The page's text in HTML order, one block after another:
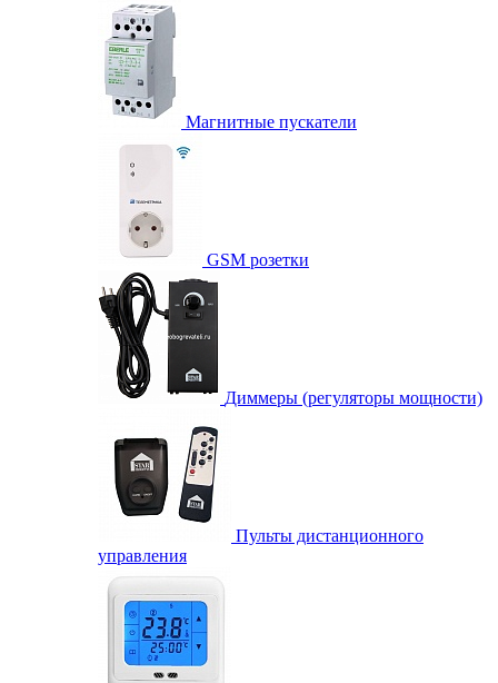
Магнитные пускатели
GSM розетки
Диммеры (регуляторы мощности)
Пульты дистанционного
управления